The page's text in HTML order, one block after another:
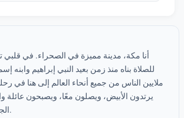
أنا مكة، مدينة مميزة في الصحراء. في قلبي
للصلاة بناه منذ زمن بعيد النبي إبراهيم وابنه
ملايين الناس من جميع أنحاء العالم إلى هنا في
يرتدون الأبيض، ويصلون معًا، ويصبحون عائلة
الجميع بالسلام والمحبة.